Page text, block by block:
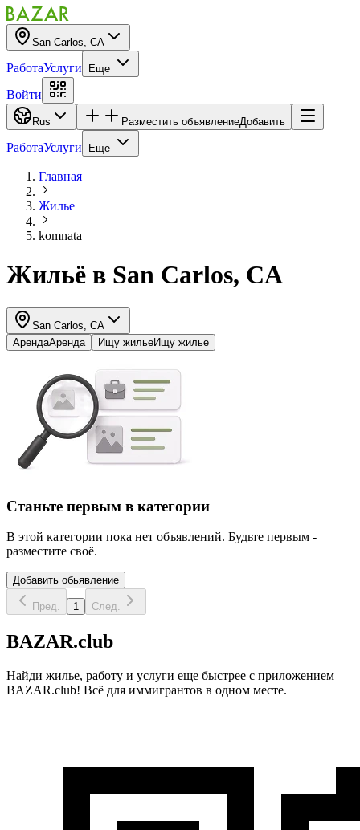
San Carlos, CA
РаботаУслуги Еще
Войти
Rus Разместить объявлениеДобавить
РаботаУслуги Еще
Главная
Жилье
komnata
Жильё в San Carlos, CA
San Carlos, CA
АрендаАренда Ищу жильеИщу жилье
Станьте первым в категории
В этой категории пока нет объявлений. Будьте первым -
разместите своё.
Добавить обьявление
Пред. 1 След.
BAZAR.club
Найди жилье, работу и услуги еще быстрее с приложением
BAZAR.club! Всё для иммигрантов в одном месте.